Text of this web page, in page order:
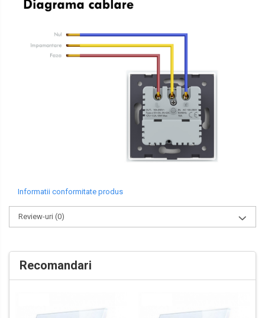
Informatii conformitate produs
Review-uri (0)
Recomandari